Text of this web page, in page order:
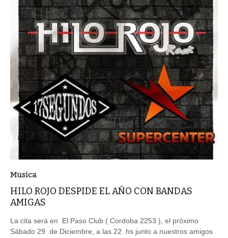
Musica
HILO ROJO DESPIDE EL AÑO CON BANDAS
AMIGAS
La cita será en El Paso Club ( Cordoba 2253 ), el próximo
Sábado 29 de Diciembre, a las 22 hs junto a nuestros amigos